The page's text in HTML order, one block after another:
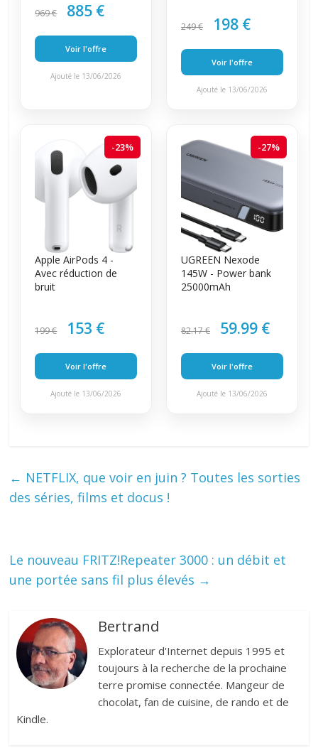
969 € 885 €
Voir l'offre
Ajouté le 13/06/2026
249 € 198 €
Voir l'offre
Ajouté le 13/06/2026
-23%
Apple AirPods 4 -
Avec réduction de
bruit
199 € 153 €
Voir l'offre
Ajouté le 13/06/2026
-27%
UGREEN Nexode
145W - Power bank
25000mAh
82.17 € 59.99 €
Voir l'offre
Ajouté le 13/06/2026
← NETFLIX, que voir en juin ? Toutes les sorties
des séries, films et docus !
Le nouveau FRITZ!Repeater 3000 : un débit et
une portée sans fil plus élevés →
Bertrand
Explorateur d'Internet depuis 1995 et
toujours à la recherche de la prochaine
terre promise connectée. Mangeur de
chocolat, fan de cuisine, de rando et de
Kindle.